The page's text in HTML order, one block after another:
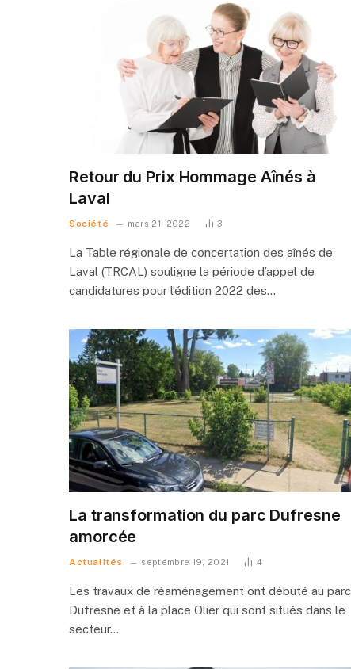
Retour du Prix Hommage Aînés à
Laval
Société mars 21, 2022 3
La Table régionale de concertation des aînés de
Laval (TRCAL) souligne la période d’appel de
candidatures pour l’édition 2022 des…
La transformation du parc Dufresne
amorcée
Actualités septembre 19, 2021 4
Les travaux de réaménagement ont débuté au parc
Dufresne et à la place Olier qui sont situés dans le
secteur…